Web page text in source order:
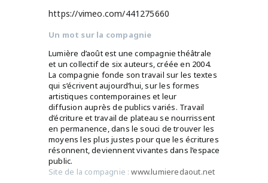
https://vimeo.com/441275660
Un mot sur la compagnie
Lumière d’août est une compagnie théâtrale
et un collectif de six auteurs, créée en 2004.
La compagnie fonde son travail sur les textes
qui s’écrivent aujourd’hui, sur les formes
artistiques contemporaines et leur
diffusion auprès de publics variés. Travail
d’écriture et travail de plateau se nourrissent
en permanence, dans le souci de trouver les
moyens les plus justes pour que les écritures
résonnent, deviennent vivantes dans l’espace
public.
Site de la compagnie : www.lumieredaout.net